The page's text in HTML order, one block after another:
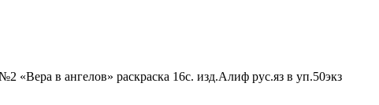
«Вера в ангелов» раскраска 16с. изд.Алиф рус.яз в уп.50экз